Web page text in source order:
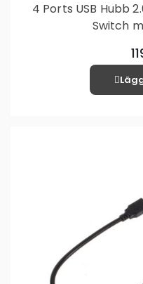
4 Ports USB Hubb
Switch